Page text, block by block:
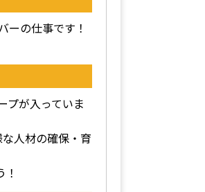
ーの仕事です！
プが入っていま
人材の確保・育